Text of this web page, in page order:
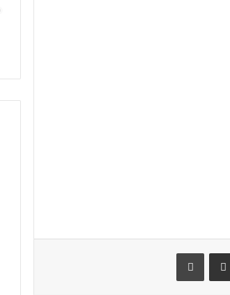
مشاركة عبر البريد طباعة
رقم مميز جديد لحكيمي في دوري أبطال